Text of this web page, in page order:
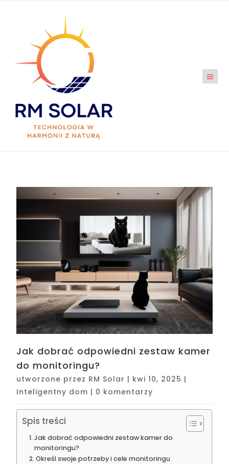
Jak dobrać odpowiedni zestaw kamer
do monitoringu?
utworzone przez RM Solar | kwi 10, 2025 |
Inteligentny dom | 0 komentarzy
Spis treści
Jak dobrać odpowiedni zestaw kamer do
monitoringu?
Określ swoje potrzeby i cele monitoringu